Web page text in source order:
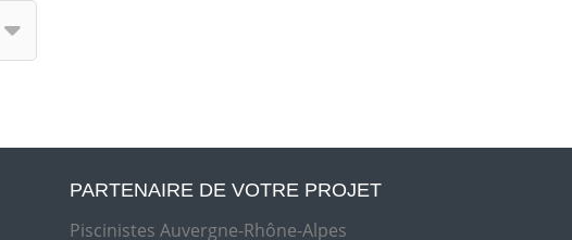
PARTENAIRE DE VOTRE PROJET
Piscinistes Auvergne-Rhône-Alpes